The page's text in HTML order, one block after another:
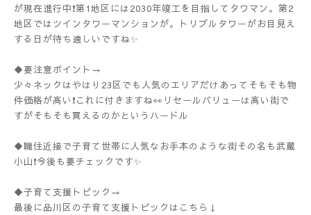
が現在進行中❗️第1地区には2030年竣工を目指してタワマン。第2
地区ではツインタワーマンションが。トリプルタワーがお目見え
する日が待ち遠しいですね✨
◆要注意ポイント→
少々ネックはやはり23区でも人気のエリアだけあってそもそも物
件価格が高い❗️これに付きますね👀リセールバリューは高い街で
すがそもそも買えるのかというハードル
◆職住近接で子育て世帯に人気なお手本のような街その名も武蔵
小山❗️今後も要チェックです✨
◆子育て支援トピック→
最後に品川区の子育て支援トピックはこちら↓